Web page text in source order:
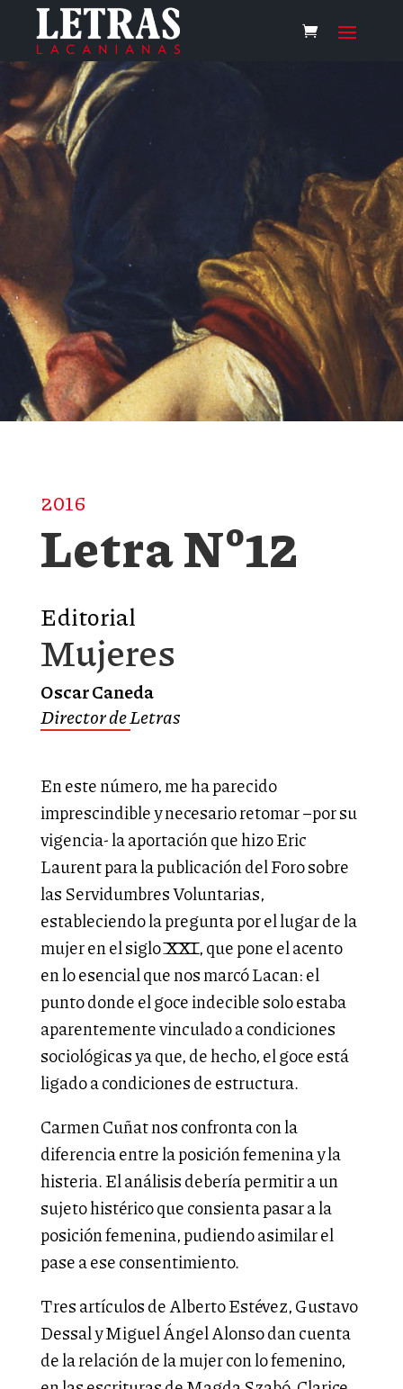
2016
Letra Nº12
Editorial
Mujeres
Oscar Caneda
Director de Letras
En este número, me ha parecido
imprescindible y necesario retomar –por su
vigencia- la aportación que hizo Eric
Laurent para la publicación del Foro sobre
las Servidumbres Voluntarias,
estableciendo la pregunta por el lugar de la
mujer en el siglo XXI, que pone el acento
en lo esencial que nos marcó Lacan: el
punto donde el goce indecible solo estaba
aparentemente vinculado a condiciones
sociológicas ya que, de hecho, el goce está
ligado a condiciones de estructura.
Carmen Cuñat nos confronta con la
diferencia entre la posición femenina y la
histeria. El análisis debería permitir a un
sujeto histérico que consienta pasar a la
posición femenina, pudiendo asimilar el
pase a ese consentimiento.
Tres artículos de Alberto Estévez, Gustavo
Dessal y Miguel Ángel Alonso dan cuenta
de la relación de la mujer con lo femenino,